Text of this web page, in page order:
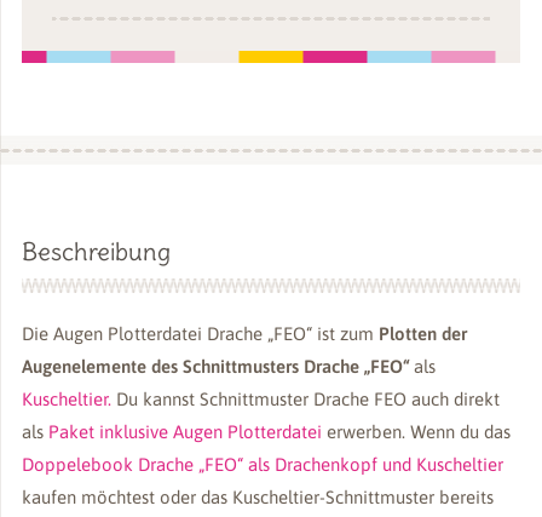
Beschreibung
Die Augen Plotterdatei Drache „FEO“ ist zum Plotten der
Augenelemente des Schnittmusters Drache „FEO“als
Kuscheltier. Du kannst Schnittmuster Drache FEO auch direkt
als Paket inklusive Augen Plotterdatei erwerben. Wenn du das
Doppelebook Drache „FEO“ als Drachenkopf und Kuscheltier
kaufen möchtest oder das Kuscheltier-Schnittmuster bereits